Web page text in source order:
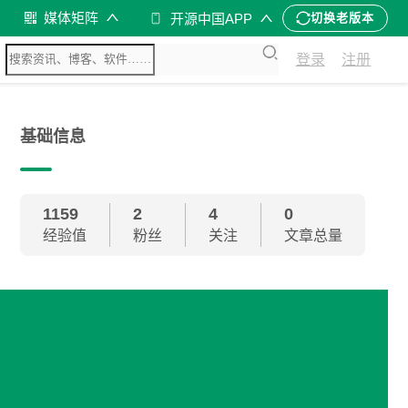
媒体矩阵 开源中国APP 切换老版本
登录 注册
基础信息
1159
经验值
2
粉丝
4
关注
0
文章总量